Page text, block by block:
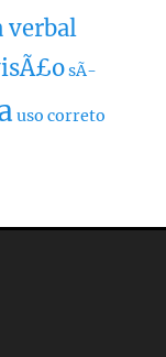
verbal
sÃ­
uso correto